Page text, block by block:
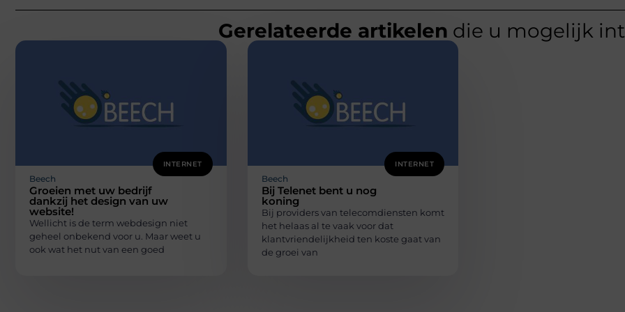
Gerelateerde artikelen die u mogelijk
INTERNET
Beech
Groeien met uw bedrijf
dankzij het design van uw
website!
Wellicht is de term webdesign niet
geheel onbekend voor u. Maar weet u
ook wat het nut van een goed
INTERNET
Beech
Bij Telenet bent u nog
koning
Bij providers van telecomdiensten komt
het helaas al te vaak voor dat
klantvriendelijkheid ten koste gaat van
de groei van